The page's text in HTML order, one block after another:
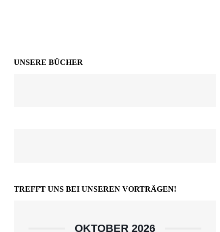
UNSERE BÜCHER
TREFFT UNS BEI UNSEREN VORTRÄGEN!
OKTOBER 2026